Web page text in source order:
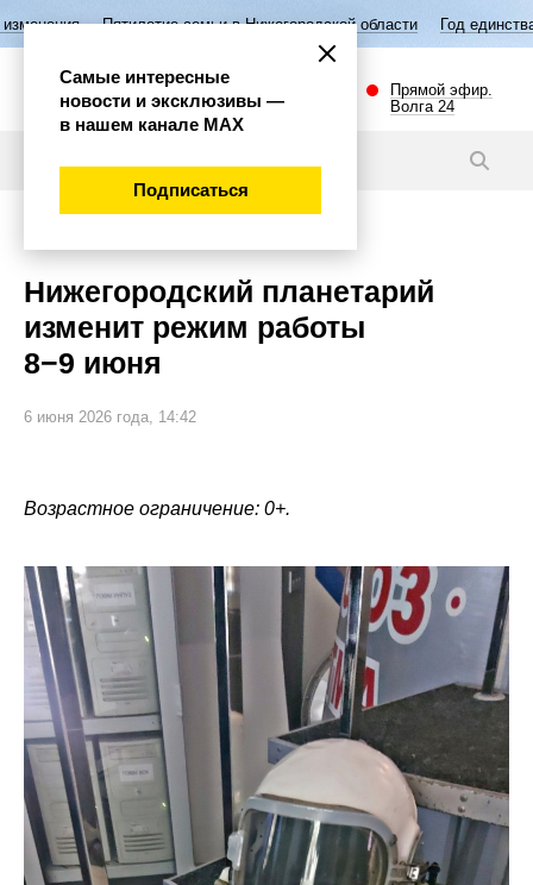
семьи в Нижегородской области Год единства народов России
Прямой эфир.
Волга 24
Нижегородский планетарий
изменит режим работы
8−9 июня
6 июня 2026 года, 14:42
Возрастное ограничение: 0+.
Самые интересные
новости и эксклюзивы —
в нашем канале МАХ
Подписаться